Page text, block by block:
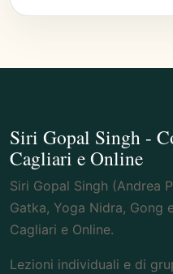
Siri Gopal Singh -
Cagliari e Online
Siri Gopal Singh (Andrea
Gatka, Yoga Nidra, Gong
Cagliari e Online.
Lezioni individuali e di